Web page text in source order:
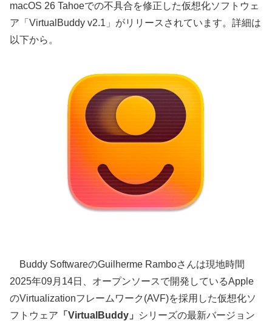
macOS 26 Tahoeでの不具合を修正した仮想化ソフトウェ
ア「VirtualBuddy v2.1」がリリースされています。詳細は
以下から。
Buddy SoftwareのGuilherme Ramboさんは現地時間
2025年09月14日、オープンソースで開発しているApple
のVirtualizationフレームワーク(AVF)を採用した仮想化ソ
フトウェア 「VirtualBuddy」
シリーズの最新バージョン